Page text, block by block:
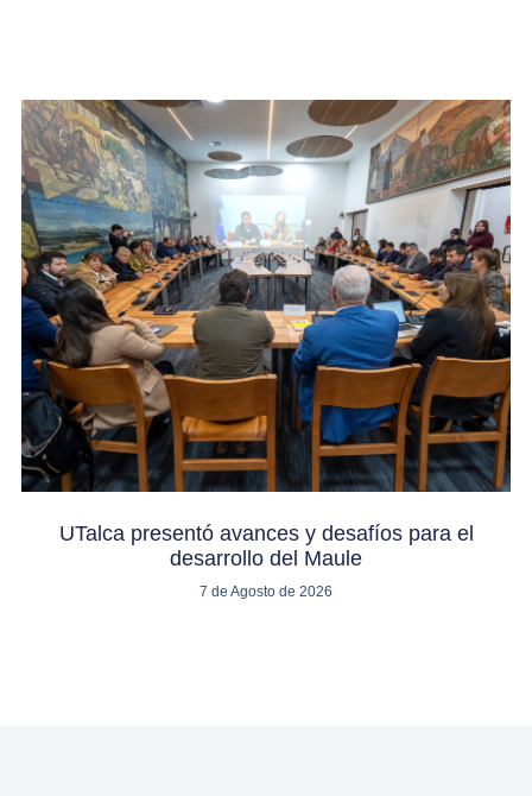
UTalca presentó avances y desafíos para el
desarrollo del Maule
7 de Agosto de 2026